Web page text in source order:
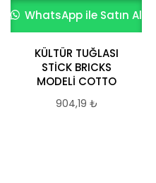
WhatsApp ile Satın Al
KÜLTÜR TUĞLASI
STİCK BRICKS
MODELİ COTTO
904,19 ₺